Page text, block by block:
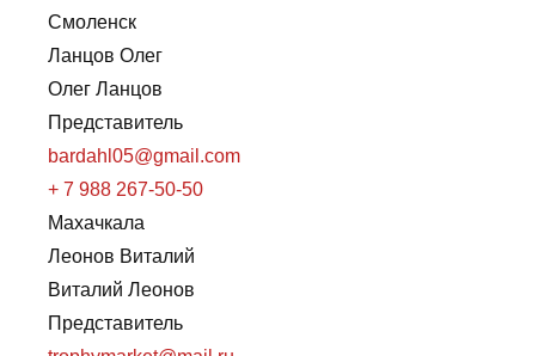
Смоленск
Ланцов Олег
Олег Ланцов
Представитель
bardahl05@gmail.com
+ 7 988 267-50-50
Махачкала
Леонов Виталий
Виталий Леонов
Представитель